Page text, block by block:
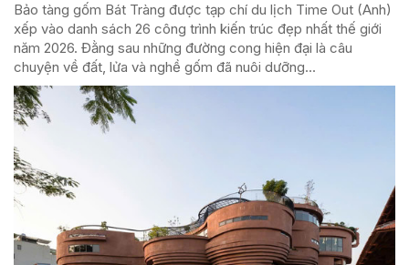
Bảo tàng gốm Bát Tràng được tạp chí du lịch Time Out (Anh)
xếp vào danh sách 26 công trình kiến trúc đẹp nhất thế giới
năm 2026. Đằng sau những đường cong hiện đại là câu
chuyện về đất, lửa và nghề gốm đã nuôi dưỡng...